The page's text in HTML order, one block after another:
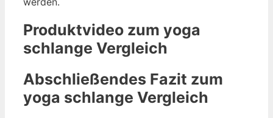
Produktvideo zum yoga
schlange Vergleich
Abschließendes Fazit zum
yoga schlange Vergleich